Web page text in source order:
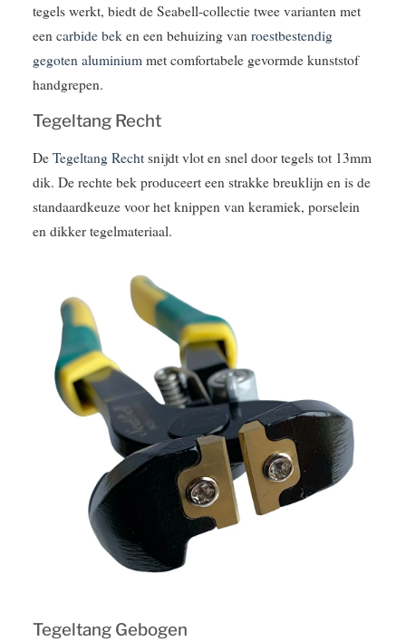
tegels werkt, biedt de Seabell-collectie twee varianten met
een carbide bek en een behuizing van roestbestendig
gegoten aluminium met comfortabele gevormde kunststof
handgrepen.
Tegeltang Recht
De Tegeltang Recht snijdt vlot en snel door tegels tot 13mm
dik. De rechte bek produceert een strakke breuklijn en is de
standaardkeuze voor het knippen van keramiek, porselein
en dikker tegelmateriaal.
Tegeltang Gebogen